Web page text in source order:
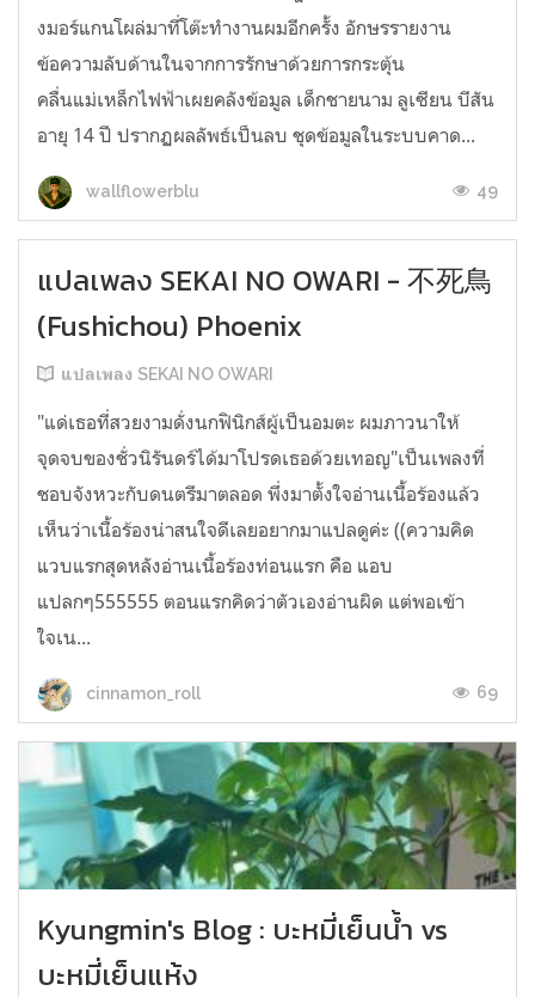
งมอร์แกนโผล่มาที่โต๊ะทำงานผมอีกครั้ง อักษรรายงาน
ข้อความลับด้านในจากการรักษาด้วยการกระตุ้น
คลื่นแม่เหล็กไฟฟ้าเผยคลังข้อมูล เด็กชายนาม ลูเซียน บีสัน
อายุ 14 ปี ปรากฏผลลัพธ์เป็นลบ ชุดข้อมูลในระบบคาด...
wallflowerblu 49
แปลเพลง SEKAI NO OWARI - 不死鳥
(Fushichou) Phoenix
แปลเพลง SEKAI NO OWARI
"แด่เธอที่สวยงามดั่งนกฟินิกส์ผู้เป็นอมตะ ผมภาวนาให้
จุดจบของชั่วนิรันดร์ได้มาโปรดเธอด้วยเทอญ"เป็นเพลงที่
ชอบจังหวะกับดนตรีมาตลอด พึ่งมาตั้งใจอ่านเนื้อร้องแล้ว
เห็นว่าเนื้อร้องน่าสนใจดีเลยอยากมาแปลดูค่ะ ((ความคิด
แวบแรกสุดหลังอ่านเนื้อร้องท่อนแรก คือ แอบ
แปลกๆ555555 ตอนแรกคิดว่าตัวเองอ่านผิด แต่พอเข้า
ใจเน...
cinnamon_roll 69
Kyungmin's Blog : บะหมี่เย็นน้ำ vs
บะหมี่เย็นแห้ง